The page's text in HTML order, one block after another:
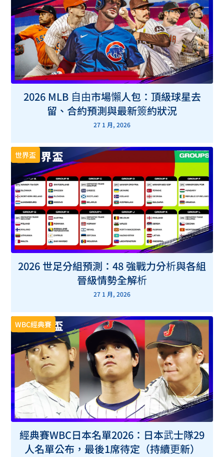
2026 MLB 自由市場懶人包：頂級球星去
留、合約預測與最新簽約狀況
27 1 月, 2026
世界盃
2026 世足分組預測：48 強戰力分析與各組
晉級情勢全解析
27 1 月, 2026
WBC經典賽
經典賽WBC日本名單2026：日本武士隊29
人名單公布，最後1席待定（持續更新）